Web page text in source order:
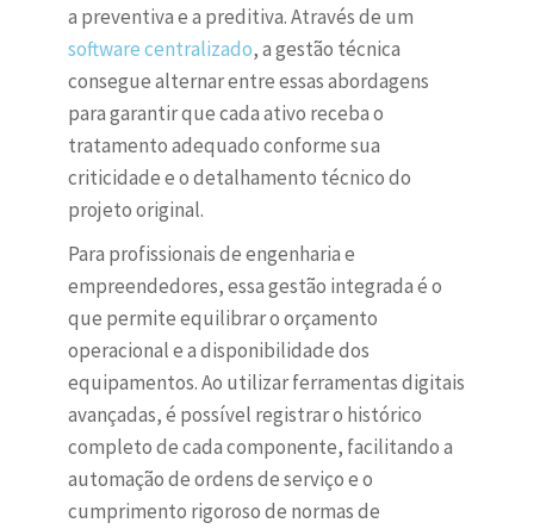
a preventiva e a preditiva. Através de um
software centralizado, a gestão técnica
consegue alternar entre essas abordagens
para garantir que cada ativo receba o
tratamento adequado conforme sua
criticidade e o detalhamento técnico do
projeto original.
Para profissionais de engenharia e
empreendedores, essa gestão integrada é o
que permite equilibrar o orçamento
operacional e a disponibilidade dos
equipamentos. Ao utilizar ferramentas digitais
avançadas, é possível registrar o histórico
completo de cada componente, facilitando a
automação de ordens de serviço e o
cumprimento rigoroso de normas de